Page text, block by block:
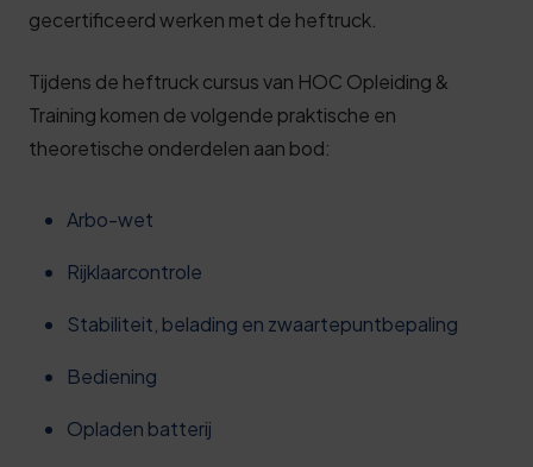
gecertificeerd werken met de heftruck.
Tijdens de heftruck cursus van HOC Opleiding &
Training komen de volgende praktische en
theoretische onderdelen aan bod:
Arbo-wet
Rijklaarcontrole
Stabiliteit, belading en zwaartepuntbepaling
Bediening
Opladen batterij